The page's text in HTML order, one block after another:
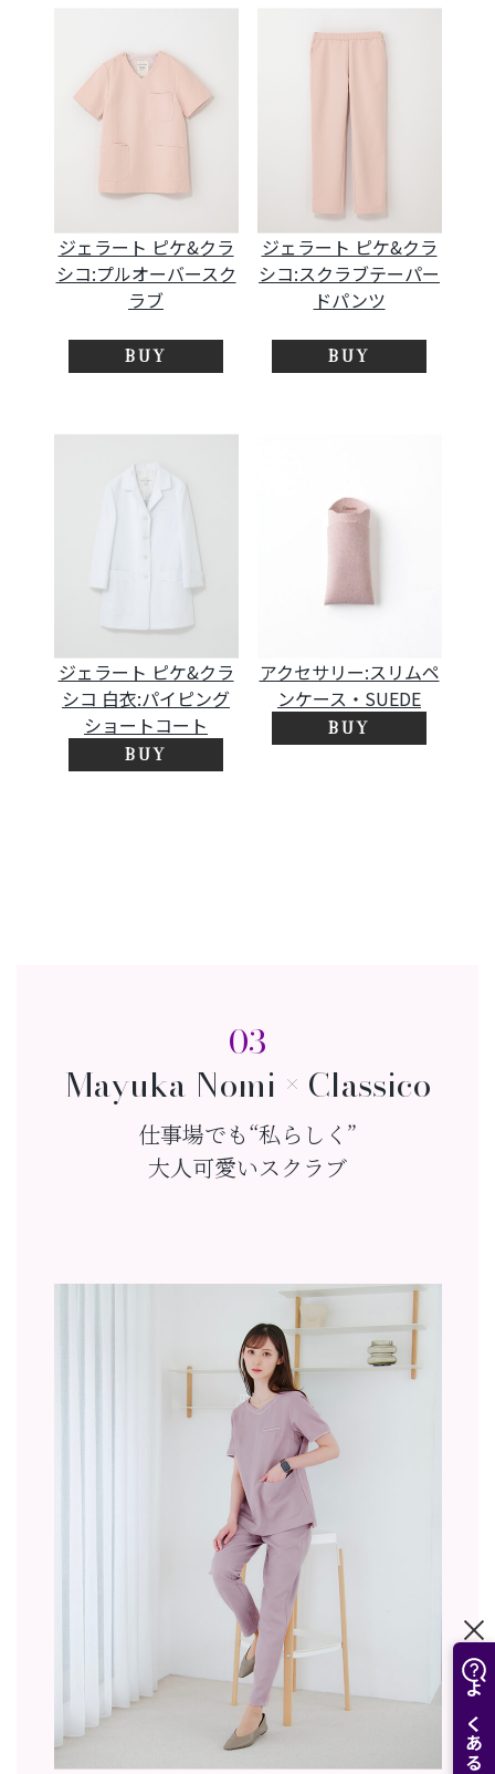
ジェラート ピケ&クラ
シコ:プルオーバースク
ラブ
BUY
ジェラート ピケ&クラ
シコ:スクラブテーパー
ドパンツ
BUY
ジェラート ピケ&クラ
シコ 白衣:パイピング
ショートコート
BUY
アクセサリー:スリムペ
ンケース・SUEDE
BUY
03
Mayuka Nomi × Classico
仕事場でも“私らしく”
大人可愛いスクラブ